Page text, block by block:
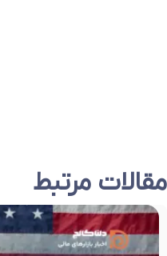
مقالات مرتبط